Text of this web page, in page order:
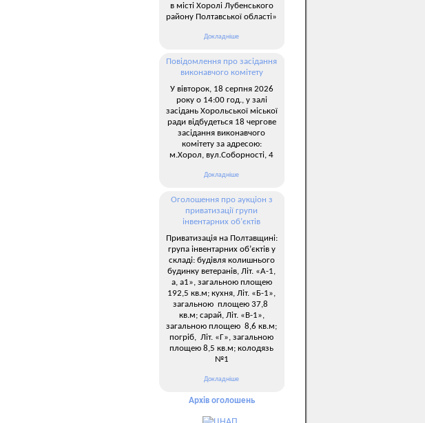
в місті Хоролі Лубенського
району Полтавської області»
Докладніше
Повідомлення про засідання
виконавчого комітету
У вівторок, 18 серпня 2026
року о 14:00 год., у залі
засідань Хорольської міської
ради відбудеться 18 чергове
засідання виконавчого
комітету за адресою:
м.Хорол, вул.Соборності, 4
Докладніше
Оголошення про аукціон з
приватизації групи
інвентарних об’єктів
Приватизація на Полтавщині:
група інвентарних об’єктів у
складі: будівля колишнього
будинку ветеранів, Літ. «А-1,
а, а1», загальною площею
192,5 кв.м; кухня, Літ. «Б-1»,
загальною площею 37,8
кв.м; сарай, Літ. «В-1»,
загальною площею 8,6 кв.м;
погріб, Літ. «Г», загальною
площею 8,5 кв.м; колодязь
№1
Докладніше
Архів оголошень